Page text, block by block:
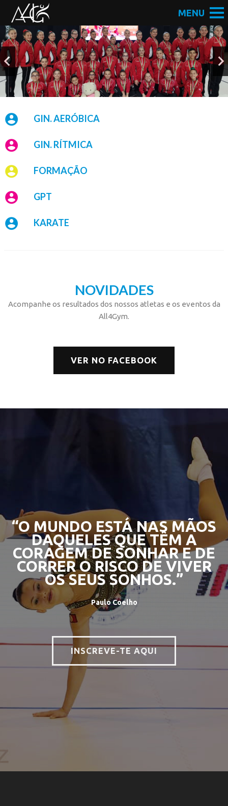
GIN. AERÓBICA
GIN. RÍTMICA
FORMAÇÃO
GPT
KARATE
NOVIDADES
Acompanhe os resultados dos nossos atletas e os eventos da
All4Gym.
VER NO FACEBOOK
“O MUNDO ESTÁ NAS MÃOS
DAQUELES QUE TÊM A
CORAGEM DE SONHAR E DE
CORRER O RISCO DE VIVER
OS SEUS SONHOS.”
Paulo Coelho
INSCREVE-TE AQUI